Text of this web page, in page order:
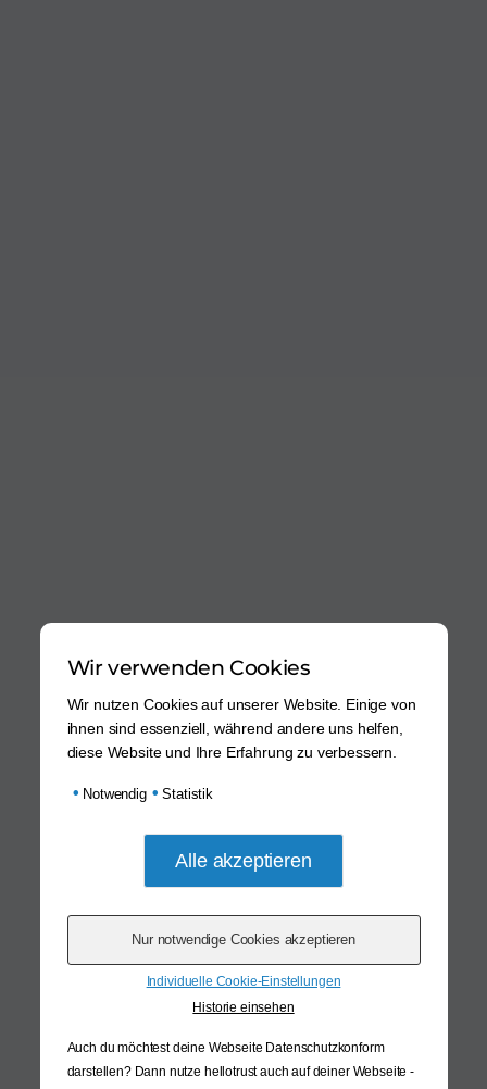
Wir verwenden Cookies
Wir nutzen Cookies auf unserer Website. Einige von
ihnen sind essenziell, während andere uns helfen,
diese Website und Ihre Erfahrung zu verbessern.
• Notwendig • Statistik
Individuelle Cookie-Einstellungen
Historie einsehen
Auch du möchtest deine Webseite Datenschutzkonform
darstellen? Dann nutze hellotrust auch auf deiner Webseite -